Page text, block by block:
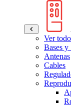
Ver
Bases
Antenas
Cables